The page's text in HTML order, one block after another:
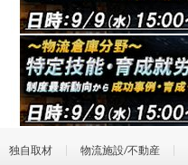
独自取材 物流施設/不動産